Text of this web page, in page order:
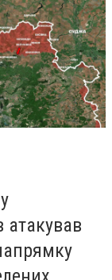
атакував